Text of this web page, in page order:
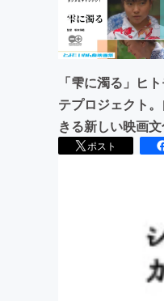
「雫に濁る」ヒ
テプロジェクト
きる新しい映画
ポスト